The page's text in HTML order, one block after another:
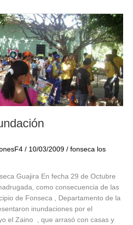
/ 10/03/2009 / fonseca los
Guajira En fecha 29 de Octubre
como consecuencia de las
de Fonseca , Departamento de la
inundaciones por el
el Zaino , que arrasó con casas y